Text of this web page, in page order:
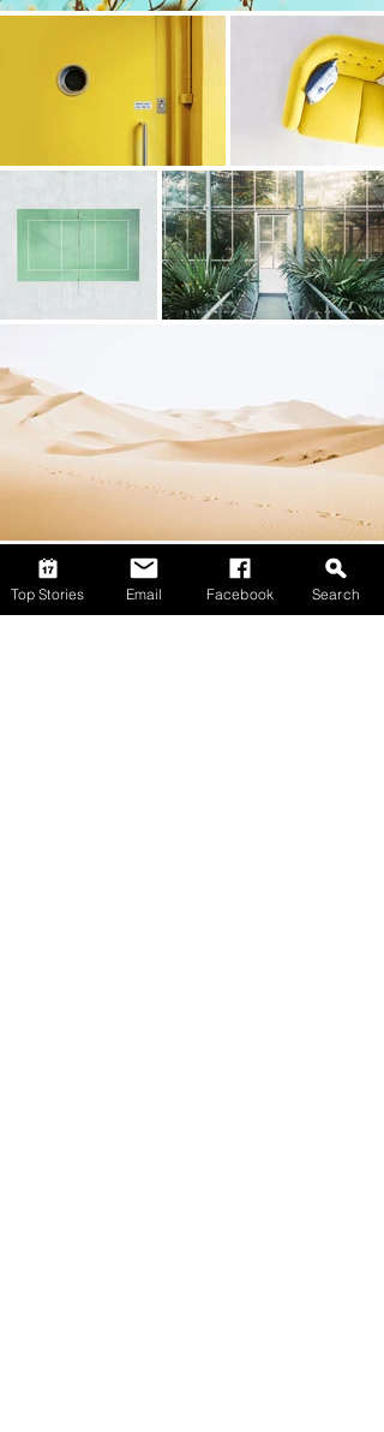
Top Stories Email Facebook Search